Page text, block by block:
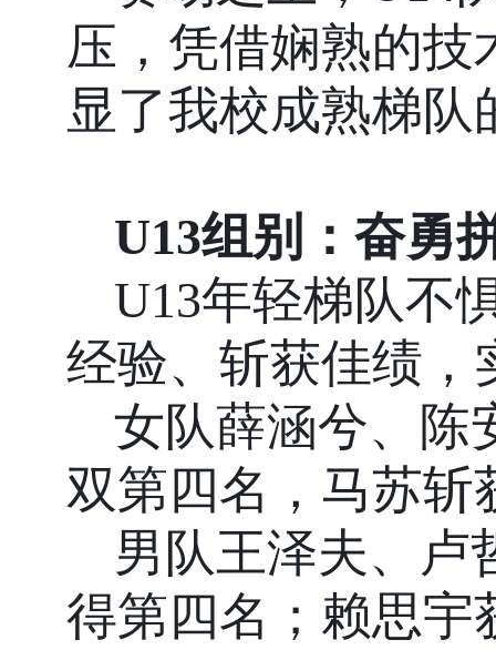
压，凭借娴熟的
显了我校成熟梯
U13组别：奋勇
U13年轻梯队不
经验、斩获佳绩，
女队薛涵兮、陈
双第四名，马苏斩
男队王泽夫、卢
得第四名；赖思宇